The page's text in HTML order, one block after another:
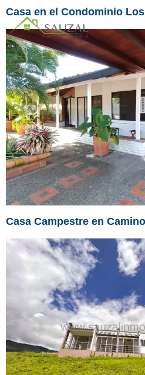
Casa en el Condominio
Casa Campestre en